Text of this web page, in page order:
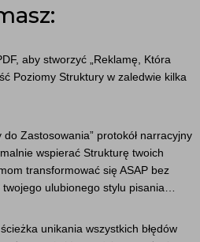
aby stworzyć „Reklamę, Która
Poziomy Struktury w zaledwie kilka
do Zastosowania” protokół narracyjny
wspierać Strukturę twoich
transformować się ASAP bez
ulubionego stylu pisania…
ścieżka unikania wszystkich błędów